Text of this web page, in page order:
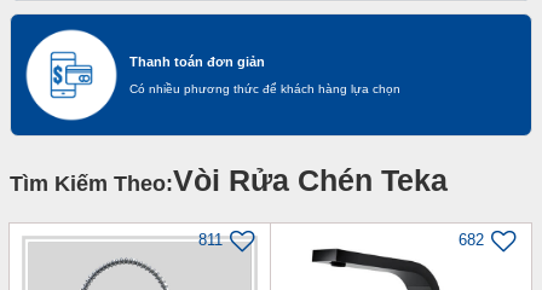
Thanh toán đơn giản
Có nhiều phương thức để khách hàng lựa chọn
Tìm Kiếm Theo:Vòi Rửa Chén Teka
811 682